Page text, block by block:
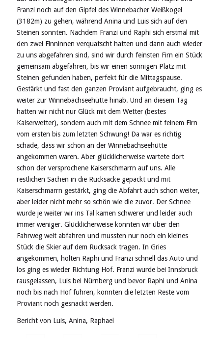
Franzi noch auf den Gipfel des Winnebacher Weißkogel
(3182m) zu gehen, während Anina und Luis sich auf den
Steinen sonnten. Nachdem Franzi und Raphi sich erstmal mit
den zwei Finninnen verquatscht hatten und dann auch wieder
zu uns abgefahren sind, sind wir durch feinsten Firn ein Stück
gemeinsam abgefahren, bis wir einen sonnigen Platz mit
Steinen gefunden haben, perfekt für die Mittagspause.
Gestärkt und fast den ganzen Proviant aufgebraucht, ging es
weiter zur Winnebachseehütte hinab. Und an diesem Tag
hatten wir nicht nur Glück mit dem Wetter (bestes
Kaiserwetter), sondern auch mit dem Schnee mit feinem Firn
vom ersten bis zum letzten Schwung! Da war es richtig
schade, dass wir schon an der Winnebachseehütte
angekommen waren. Aber glücklicherweise wartete dort
schon der versprochene Kaiserschmarrn auf uns. Alle
restlichen Sachen in die Rucksäcke gepackt und mit
Kaiserschmarrn gestärkt, ging die Abfahrt auch schon weiter,
aber leider nicht mehr so schön wie die zuvor. Der Schnee
wurde je weiter wir ins Tal kamen schwerer und leider auch
immer weniger. Glücklicherweise konnten wir über den
Fahrweg weit abfahren und mussten nur noch ein kleines
Stück die Skier auf dem Rucksack tragen. In Gries
angekommen, holten Raphi und Franzi schnell das Auto und
los ging es wieder Richtung Hof. Franzi wurde bei Innsbruck
rausgelassen, Luis bei Nürnberg und bevor Raphi und Anina
noch bis nach Hof fuhren, konnten die letzten Reste vom
Proviant noch gesnackt werden.
Bericht von Luis, Anina, Raphael